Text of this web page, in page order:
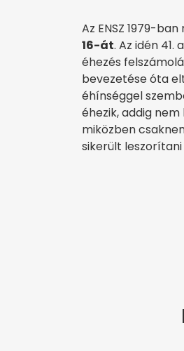
Az ENSZ 1979-
16-át. Az idén
éhezés
bevezetése óta
éhínséggel
éhezik, addig
miközben
sikerült